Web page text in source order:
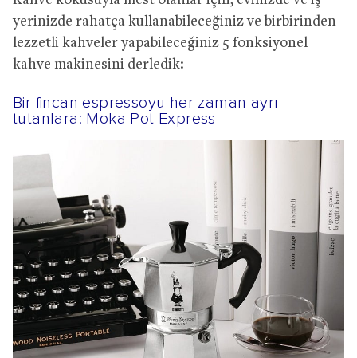
yerinizde rahatça kullanabileceğiniz ve birbirinden
lezzetli kahveler yapabileceğiniz 5 fonksiyonel
kahve makinesini derledik:
Bir fincan espressoyu her zaman ayrı
tutanlara: Moka Pot Express